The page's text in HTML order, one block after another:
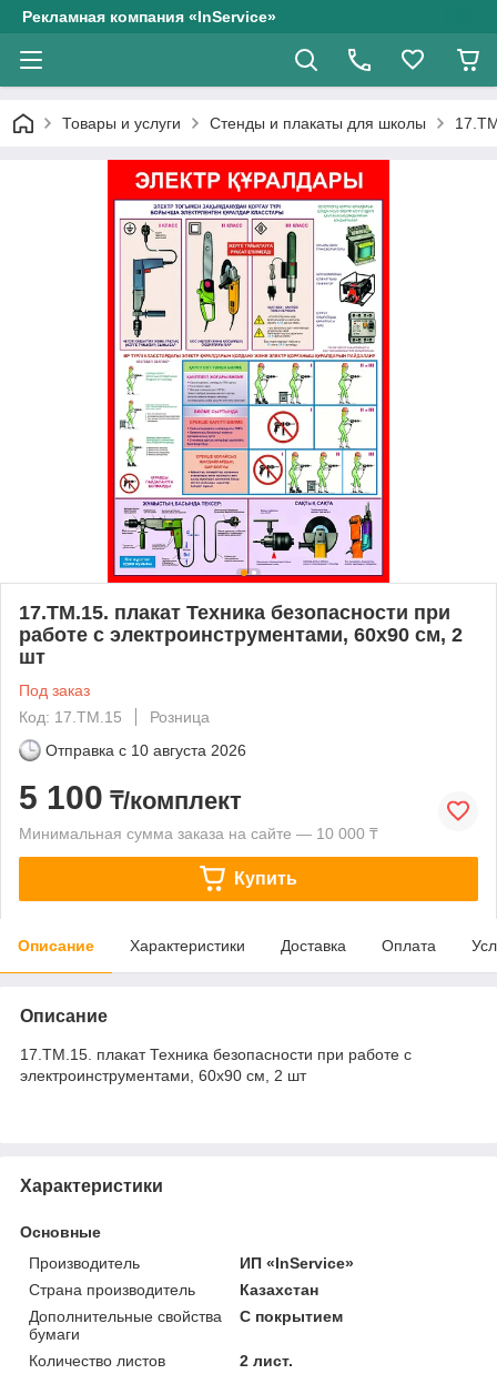
Рекламная компания «InService»
Товары и услуги Стенды и плакаты для школы
17.ТМ.15. плакат Техника безопасности при
работе с электроинструментами, 60х90 см, 2
шт
Под заказ
Код: 17.ТМ.15
Розница
Отправка с 10 августа 2026
5 100 ₸/комплект
Минимальная сумма заказа на сайте — 10 000 ₸
Купить
Описание Характеристики Доставка Оплата
Описание
17.ТМ.15. плакат Техника безопасности при работе с
электроинструментами, 60х90 см, 2 шт
Характеристики
Основные
Производитель
ИП «InService»
Страна производитель
Казахстан
Дополнительные свойства
бумаги
С покрытием
Количество листов
2 лист.